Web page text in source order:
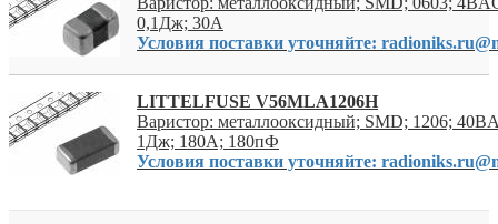
0,1Дж; 30А
Условия поставки уточняйте:
LITTELFUSE V56MLA1206H
Варистор: металлооксидный; SMD; 1206;
1Дж; 180А; 180пФ
Условия поставки уточняйте: